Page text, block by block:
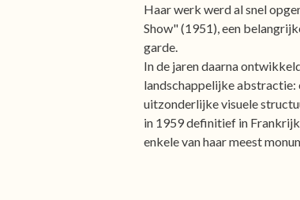
Haar werk werd al snel
Show" (1951), een
garde.
In de jaren daarna
landschappelijke abstractie:
uitzonderlijke visuele
in 1959 definitief in
enkele van haar meest